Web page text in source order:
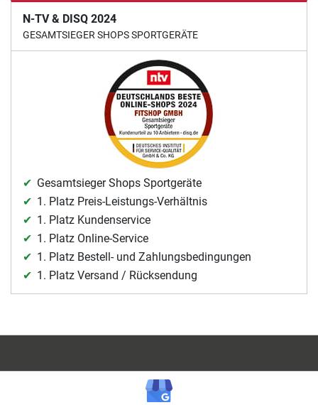
N-TV & DISQ 2024
GESAMTSIEGER SHOPS SPORTGERÄTE
Gesamtsieger Shops Sportgeräte
1. Platz Preis-Leistungs-Verhältnis
1. Platz Kundenservice
1. Platz Online-Service
1. Platz Bestell- und Zahlungsbedingungen
1. Platz Versand / Rücksendung